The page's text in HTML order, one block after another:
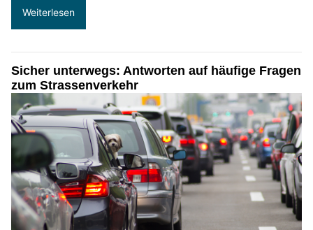
Weiterlesen
Sicher unterwegs: Antworten auf häufige Fragen
zum Strassenverkehr